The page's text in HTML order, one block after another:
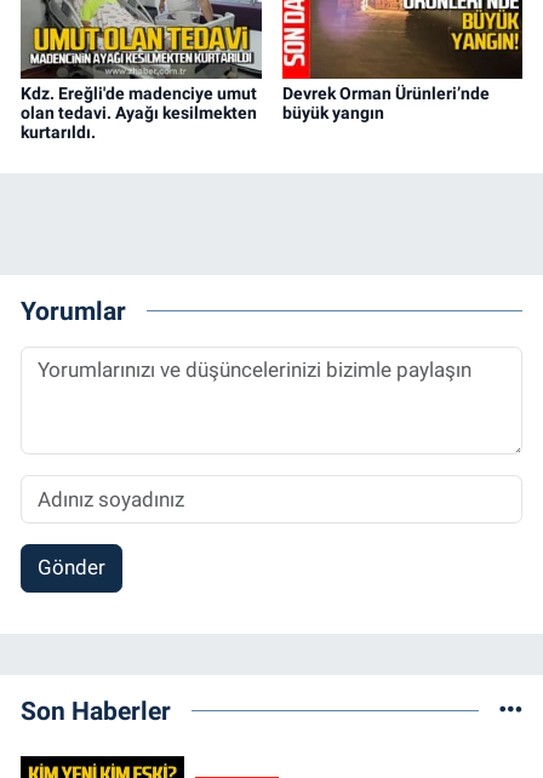
Kdz. Ereğli'de madenciye umut
olan tedavi. Ayağı kesilmekten
kurtarıldı.
Devrek Orman Ürünleri’nde
büyük yangın
Yorumlar
Gönder
Son Haberler